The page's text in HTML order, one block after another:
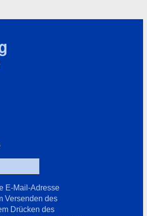
E-Mail-Adresse
Versenden des
Drücken des